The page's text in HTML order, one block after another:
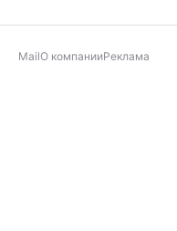
MailО компанииРеклама